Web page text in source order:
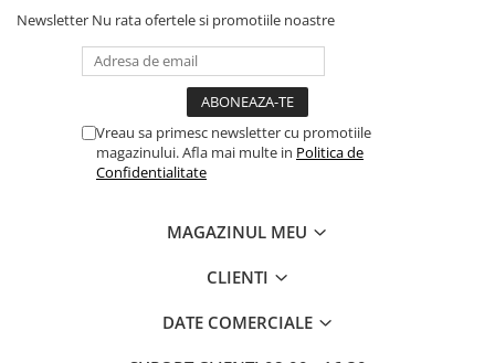
Alte scule de mana
Capsatoare si capse pentru
Chei combinate cu clichet
Ciocane cauciucate
Newsletter Nu rata ofertele si promotiile noastre
Vreau sa primesc newsletter cu promotiile
magazinului. Afla mai multe in Politica de
Confidentialitate
MAGAZINUL MEU
CLIENTI
DATE COMERCIALE